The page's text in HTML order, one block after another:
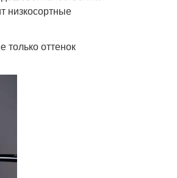
низкосортные
только оттенок